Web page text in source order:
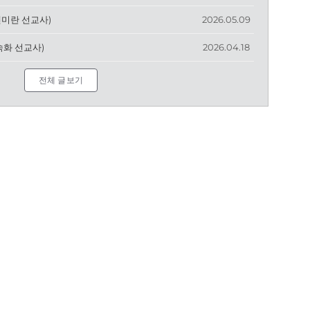
란 선교사) 2026.05.09
화 선교사) 2026.04.18
전체 글보기